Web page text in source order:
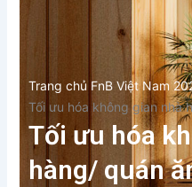
Trang chủ FnB Việt Nam
Tối ưu hóa không gian nhà
Tối ưu hóa
hàng/ quán